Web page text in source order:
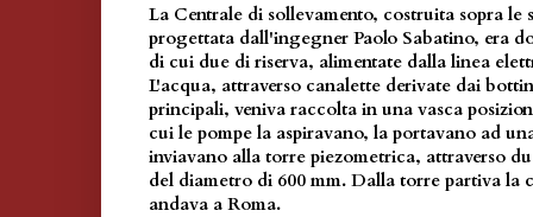
La Centrale di sollevamento, costruita sopra le
progettata dall'ingegner Paolo Sabatino, era
di cui due di riserva, alimentate dalla linea
L'acqua, attraverso canalette derivate dai
principali, veniva raccolta in una vasca
cui le pompe la aspiravano, la portavano ad
inviavano alla torre piezometrica, attraverso
del diametro di 600 mm. Dalla torre partiva la
andava a Roma.